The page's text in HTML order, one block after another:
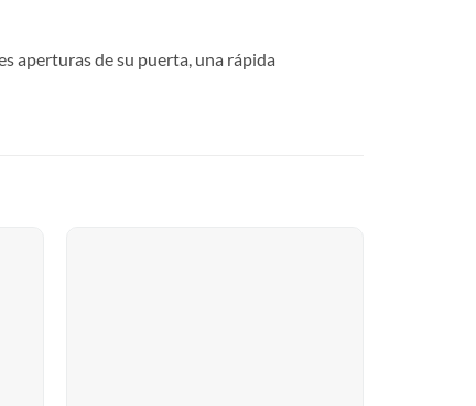
aperturas de su puerta, una rápida